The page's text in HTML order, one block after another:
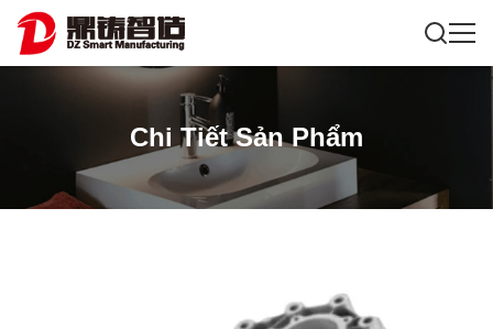
Chi Tiết Sản Phẩm